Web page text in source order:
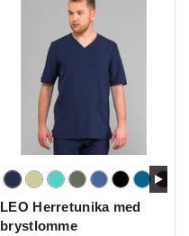
LEO Herretunika med
brystlomme